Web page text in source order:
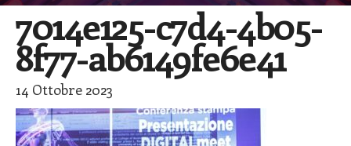
7014e125-c7d4-4b05-
8f77-ab6149fe6e41
14 Ottobre 2023